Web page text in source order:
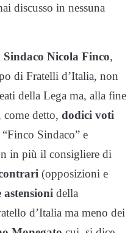
discusso in nessuna
Sindaco Nicola Finco,
di Fratelli d’Italia, non
della Lega ma, alla fine
detto, dodici voti
Sindaco” e
in più il consigliere di
(opposizioni e
astensioni della
d’Italia ma meno dei